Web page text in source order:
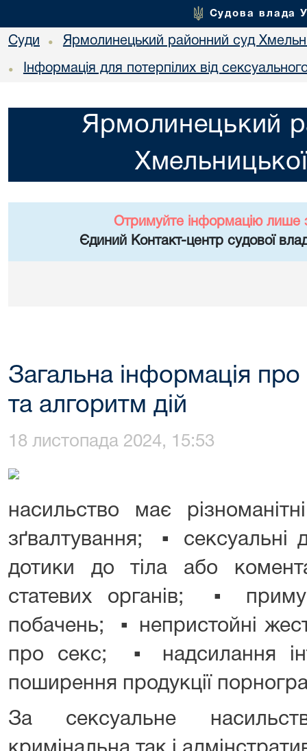
Судова влада
Суди • Ярмолинецький районний суд
• Інформація для потерпілих від
Ярмолинецький
Отримуйте інформацію лише
Єдиний Контакт-центр судової
Загальна інформація про
та алгоритм дій
18 листопада 2024, 15:53
насильство має
зґвалтування; ▪
дотики до тіла або
статевих органів; ▪
побачень; ▪ непристойні
про секс; ▪ надсилання
поширення продукції
За сексуальне